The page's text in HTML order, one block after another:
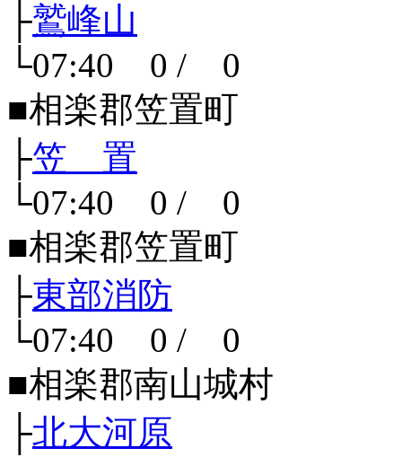
├鷲峰山
└07:40 0 / 0
■相楽郡笠置町
├笠 置
└07:40 0 / 0
■相楽郡笠置町
├東部消防
└07:40 0 / 0
■相楽郡南山城村
├北大河原